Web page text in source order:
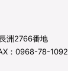
洲2766番地
：0968-78-1092